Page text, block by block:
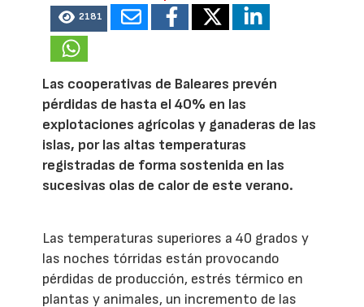
2181
Las cooperativas de Baleares prevén
pérdidas de hasta el 40% en las
explotaciones agrícolas y ganaderas de las
islas, por las altas temperaturas
registradas de forma sostenida en las
sucesivas olas de calor de este verano.
Las temperaturas superiores a 40 grados y
las noches tórridas están provocando
pérdidas de producción, estrés térmico en
plantas y animales, un incremento de las